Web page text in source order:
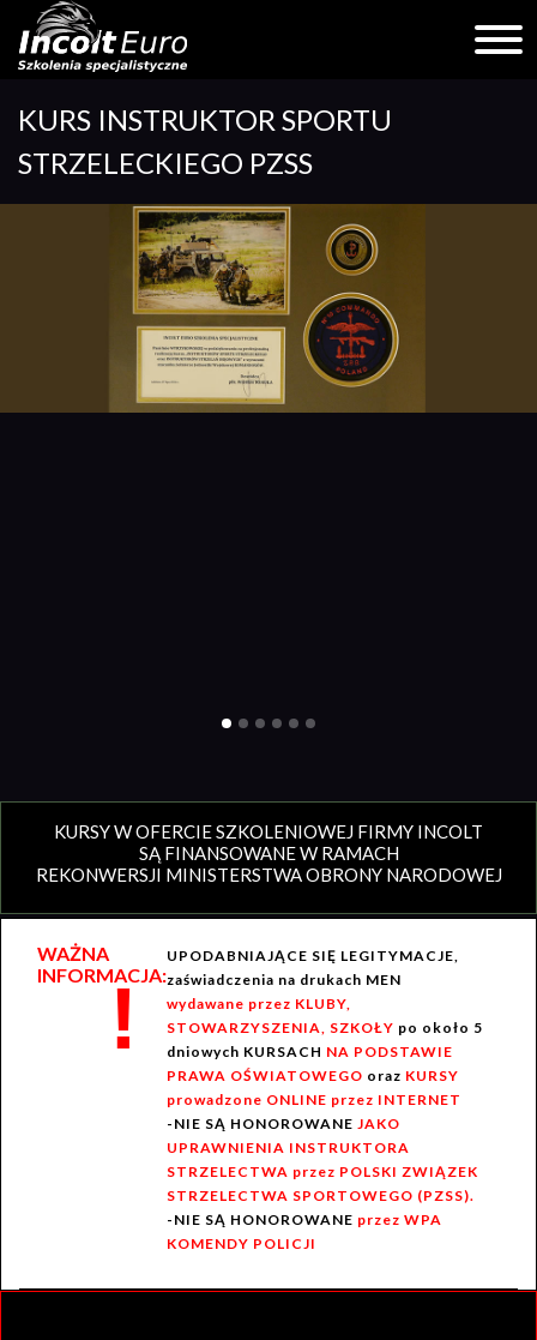
content
KURS INSTRUKTOR SPORTU
STRZELECKIEGO PZSS
KURSY W OFERCIE SZKOLENIOWEJ FIRMY INCOLT
SĄ FINANSOWANE W RAMACH
REKONWERSJI MINISTERSTWA OBRONY NARODOWEJ
WAŻNA
INFORMACJA:
!
UPODABNIAJĄCE SIĘ LEGITYMACJE,
zaświadczenia na drukach MEN
wydawane przez KLUBY,
STOWARZYSZENIA, SZKOŁY po około 5
dniowych KURSACH NA PODSTAWIE
PRAWA OŚWIATOWEGO oraz KURSY
prowadzone ONLINE przez INTERNET
-NIE SĄ HONOROWANE JAKO
UPRAWNIENIA INSTRUKTORA
STRZELECTWA przez POLSKI ZWIĄZEK
STRZELECTWA SPORTOWEGO (PZSS).
-NIE SĄ HONOROWANE przez WPA
KOMENDY POLICJI